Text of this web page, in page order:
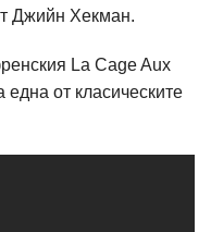
Джийн Хекман.
La Cage Aux
от класическите